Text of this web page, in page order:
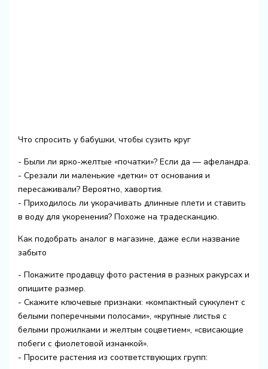
Что спросить у бабушки, чтобы сузить круг
- Были ли ярко-желтые «початки»? Если да — афеландра.
- Срезали ли маленькие «детки» от основания и
пересаживали? Вероятно, хавортия.
- Приходилось ли укорачивать длинные плети и ставить
в воду для укоренения? Похоже на традесканцию.
Как подобрать аналог в магазине, даже если название
забыто
- Покажите продавцу фото растения в разных ракурсах и
опишите размер.
- Скажите ключевые признаки: «компактный суккулент с
белыми поперечными полосами», «крупные листья с
белыми прожилками и желтым соцветием», «свисающие
побеги с фиолетовой изнанкой».
- Просите растения из соответствующих групп: